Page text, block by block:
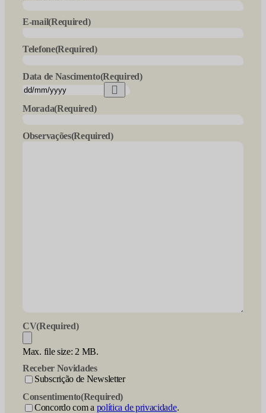
E-mail(Required)
Telefone(Required)
Data de Nascimento(Required)
Morada(Required)
Observações(Required)
CV(Required)
Max. file size: 2 MB.
Receber Novidades
Subscrição de Newsletter
Consentimento(Required)
Concordo com a política de privacidade.